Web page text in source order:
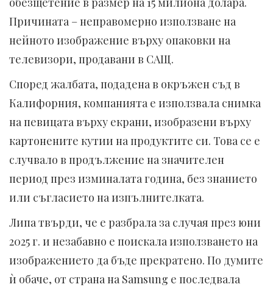
Причината – неправомерно използване на
нейното изображение върху опаковки на
телевизори, продавани в САЩ.
Според жалбата, подадена в окръжен съд в
Калифорния, компанията е използвала снимка
на певицата върху екрани, изобразени върху
картонените кутии на продуктите си. Това се е
случвало в продължение на значителен
период през изминалата година, без знанието
или съгласието на изпълнителката.
Липа твърди, че е разбрала за случая през юни
2025 г. и незабавно е поискала използването на
изображението да бъде прекратено. По думите
ѝ обаче, от страна на Samsung е последвала